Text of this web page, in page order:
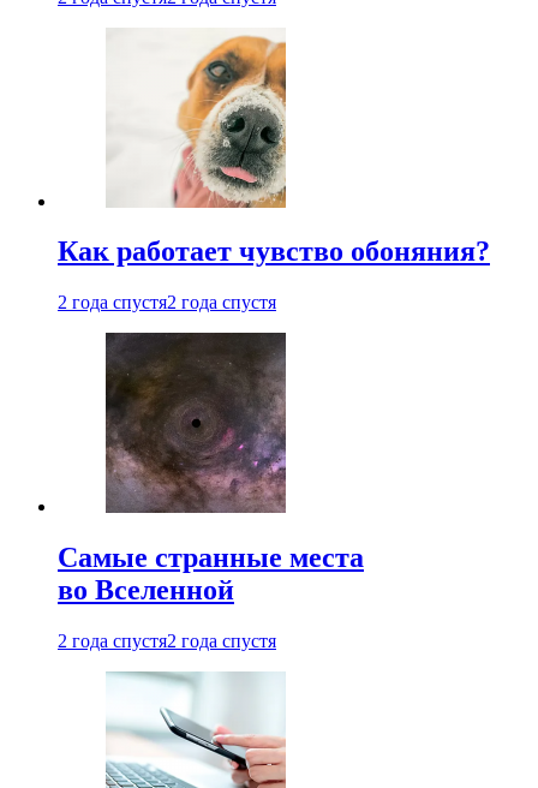
Как работает чувство обоняния?
2 года спустя2 года спустя
Самые странные места
во Вселенной
2 года спустя2 года спустя